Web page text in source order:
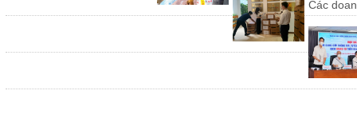
Các